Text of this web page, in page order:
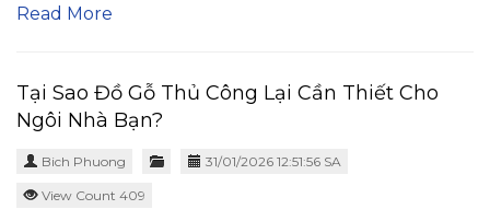
Read More
Tại Sao Đồ Gỗ Thủ Công Lại Cần Thiết Cho
Ngôi Nhà Bạn?
Bich Phuong 31/01/2026 12:51:56 SA
View Count 409